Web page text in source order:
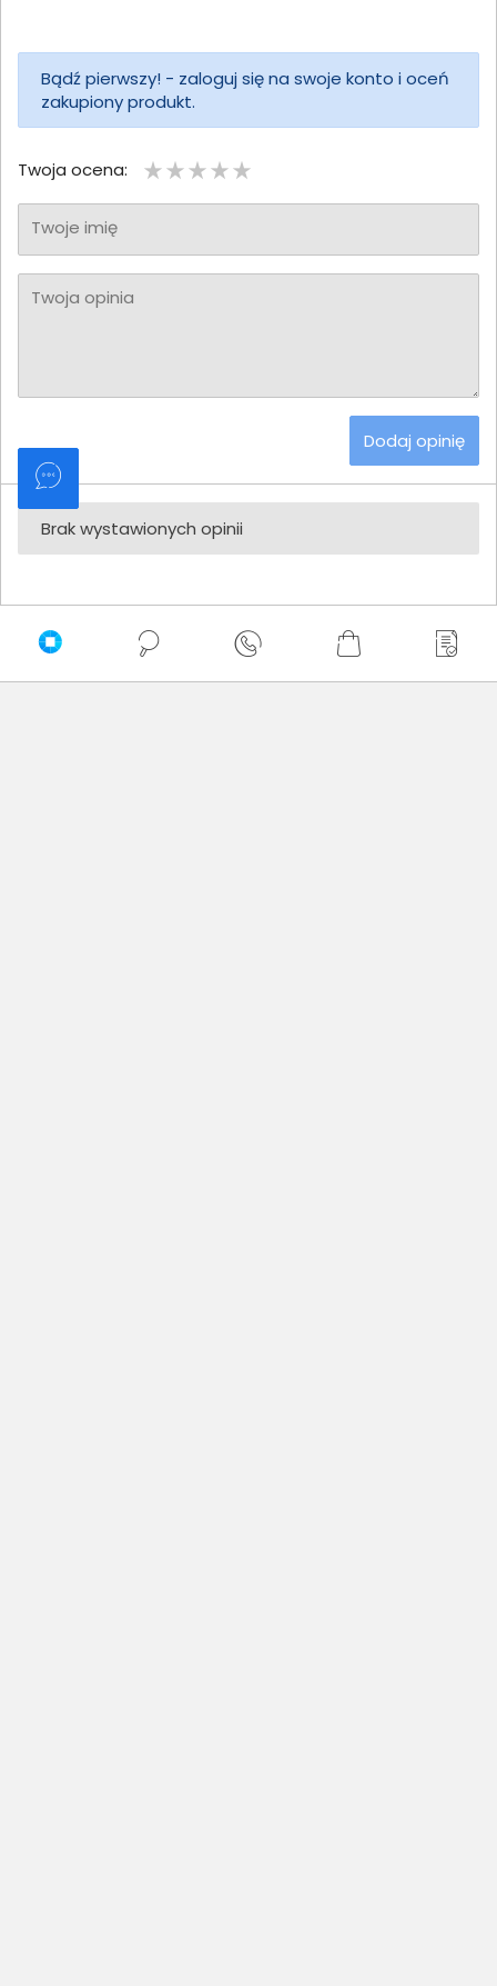
Bądź pierwszy! - zaloguj się na swoje konto i oceń
zakupiony produkt.
Twoja ocena:
Twoje imię
Twoja opinia
Dodaj opinię
Brak wystawionych opinii
Zaufali nam